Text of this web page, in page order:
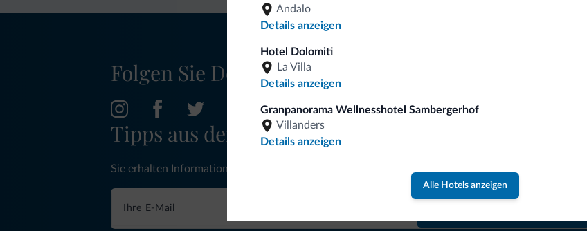
Andalo
Details anzeigen
Hotel Dolomiti
La Villa
Details anzeigen
Granpanorama Wellnesshotel Sambergerhof
Villanders
Details anzeigen
Alle Hotels anzeigen
Folgen Sie Dolomiti.it auf
Tipps aus den Dolomiten
Sie erhalten Informationen, exklusive Angebote und Neuigkeiten für Ihren Urlaub in den Dolomiten.